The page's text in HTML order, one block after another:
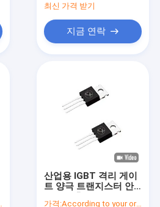
최신 가격 받기
지금 연락
산업용 IGBT 격리 게이
트 양극 트랜지스터 안
가격:According to your order requirement